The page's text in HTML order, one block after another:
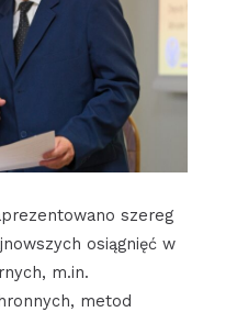
szereg
osiągnięć w
m.in.
metod